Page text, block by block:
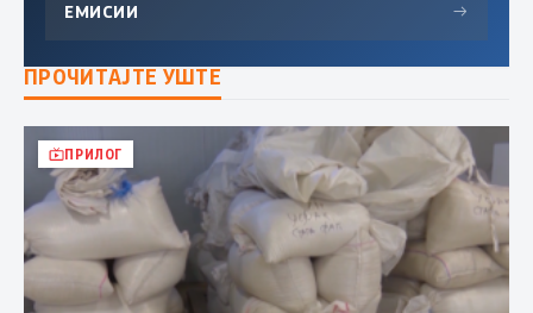
ЕМИСИИ →
ПРОЧИТАЈТЕ УШТЕ
ПРИЛОГ